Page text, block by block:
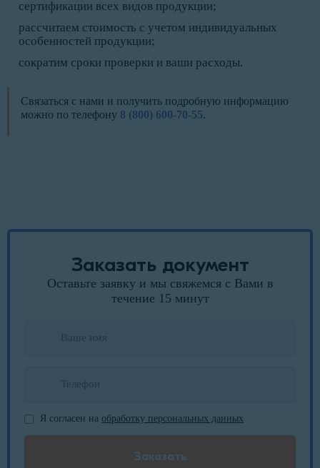
сертификации всех видов продукции;
рассчитаем стоимость с учетом индивидуальных
особенностей продукции;
сократим сроки проверки и ваши расходы.
Связаться с нами и получить подробную информацию
можно по телефону 8 (800) 600-70-55.
Заказать документ
Оставьте заявку и мы свяжемся с Вами в
течение 15 минут
Я согласен на обработку персональных данных